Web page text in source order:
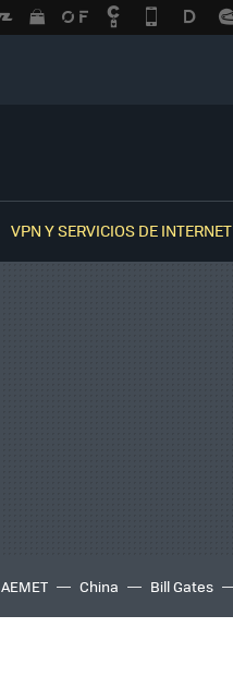
VPN Y SERVICIOS DE INTERNET
AEMET China Bill Gates